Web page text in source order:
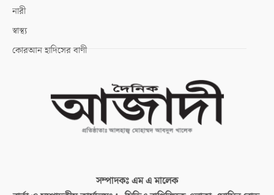
নারী
স্বাস্থ্য
কোরআন হাদিসের বাণী
সম্পাদকঃএম এ মালেক